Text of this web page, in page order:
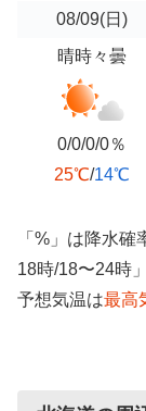
08/09(日)
晴時々曇
0/0/0/0％
25℃/14℃
「%」は降水
18時/18〜24時
予想気温は最高